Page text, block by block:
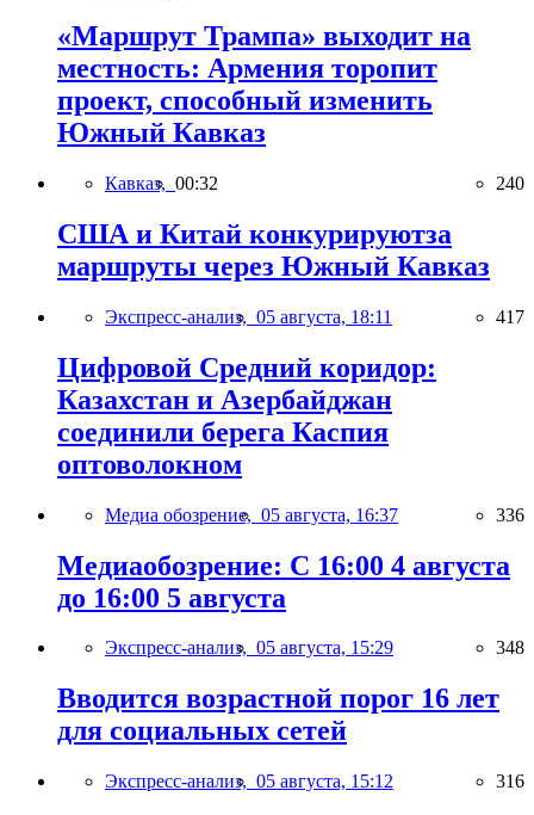
«Маршрут Трампа» выходит на
местность: Армения торопит
проект, способный изменить
Южный Кавказ
Кавказ, 00:32 240
США и Китай конкурируютза
маршруты через Южный Кавказ
Экспресс-анализ, 05 августа, 18:11 417
Цифровой Средний коридор:
Казахстан и Азербайджан
соединили берега Каспия
оптоволокном
Медиа обозрение, 05 августа, 16:37 336
Медиаобозрение: С 16:00 4 августа
до 16:00 5 августа
Экспресс-анализ, 05 августа, 15:29 348
Вводится возрастной порог 16 лет
для социальных сетей
Экспресс-анализ, 05 августа, 15:12 316